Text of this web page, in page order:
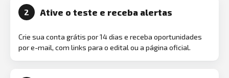
2 Ative o teste e receba alertas
Crie sua conta grátis por 14 dias e receba oportunidades
por e-mail, com links para o edital ou a página oficial.